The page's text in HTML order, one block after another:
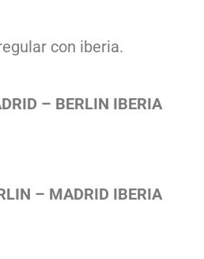
con iberia.
– BERLIN IBERIA
– MADRID IBERIA